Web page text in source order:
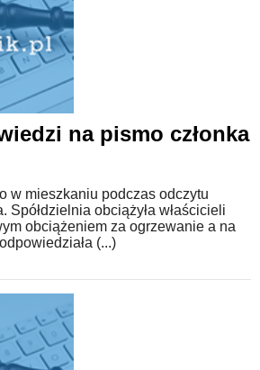
na pismo członka
w mieszkaniu podczas odczytu
Spółdzielnia obciążyła właścicieli
obciążeniem za ogrzewanie a na
(...)